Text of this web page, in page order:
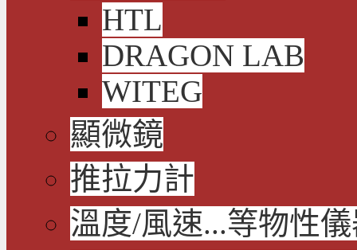
HTL
DRAGON LAB
WITEG
顯微鏡
推拉力計
溫度/風速...等物性